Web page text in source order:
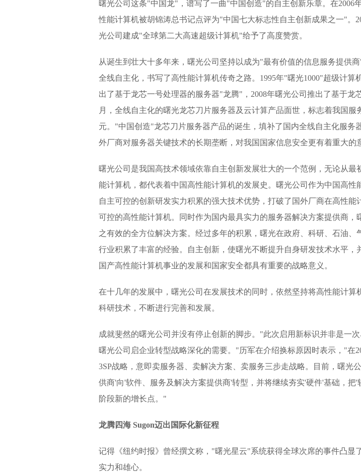
曙光公司这条"中国龙"，谱写了一曲"中国创造"的自主创新乐章。在2006
性能计算机被胡锦涛总书记点评为"中国七大标志性自主创新成果之一"。
光公司建成"全球第二大高速超级计算机"给予了高度赞赏。
从诞生到壮大十多年来，曙光公司坚持以成为"最有价值的信息服务提供
全线自主化，书写了高性能计算机传奇之路。1995年"曙光1000"超级计算
出了基于龙芯一号处理器的服务器"龙腾"，2008年曙光公司推出了基于龙
月，全线自主化的曙光龙芯刀片服务器及云计算产品面世，标志着我国服
元。"中国创造"龙芯刀片服务器产品的诞生，填补了国内全线自主化服务
外厂商对服务器关键技术的长期垄断，对我国国家信息安全更有着重大的
曙光公司是我国高技术领域依靠自主创新发展壮大的一个范例，无论从最
能计算机，都代表着中国高性能计算机的发展史。曙光公司作为中国高性
自主可控的创新研发实力积累的强大技术优势，打破了国外厂商在高性能
可控的高性能计算机。同时作为国内最具实力的服务器解决方案提供商，
之有效的全方位解决方案。经过多年的积累，曙光在政府、科研、石油、
行业积累了丰富的经验。自主创新，使曙光不断提升自身研发技术水平，
国产高性能计算机事业的发展和国家安全都具有重要的战略意义。
在十几年的发展中，曙光公司在发展技术的同时，依然坚持将高性能计算
科研技术，不断进行完善和发展。
成就斐然的曙光公司并没有停止创新的脚步。"此次启用新标识并非是一
曙光公司启企业转型战略深化的需要。"历军在介绍换标原因时表示，"在
3SP战略，意即卖服务器、卖解决方案、卖服务三步走战略。目前，曙光
供商'向'软件、服务及解决方案提供商'转型，并将继续夯实'硬件'基础，把
阶段新的增长点。"
龙腾四海 Sugon迈出国际化新征程
记得《纽约时报》曾经撰文称，"曙光星云"系统获得全球次席的事件凸显
实力和雄心。